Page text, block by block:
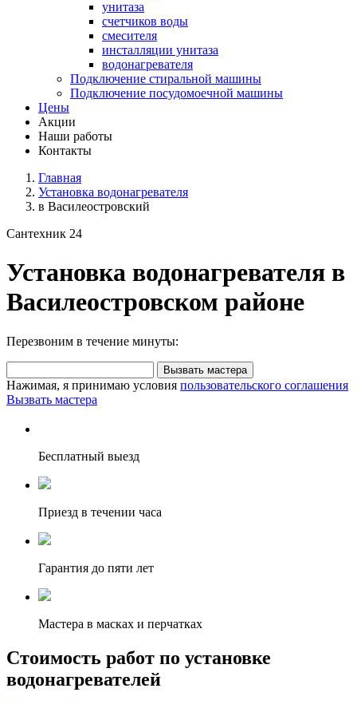
унитаза
счетчиков воды
смесителя
инсталляции унитаза
водонагревателя
Подключение стиральной машины
Подключение посудомоечной машины
Цены
Акции
Наши работы
Контакты
Главная
Установка водонагревателя
в Василеостровский
Сантехник 24
Установка водонагревателя в
Василеостровском районе
Перезвоним в течение минуты:
Вызвать мастера
Нажимая, я принимаю условия пользовательского соглашения
Вызвать мастера
Бесплатный выезд
Приезд в течении часа
Гарантия до пяти лет
Мастера в масках и перчатках
Стоимость работ по установке
водонагревателей